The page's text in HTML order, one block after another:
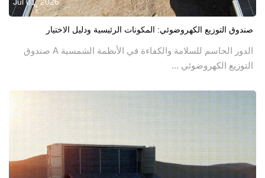
Jul 01, 2026
صندوق التوزيع الكهروضوئي: المكونات الرئيسية ودليل الاختيار
الدور الحاسم للسلامة والكفاءة في الأنظمة الشمسية A صندوق
التوزيع الكهروضوئي ...